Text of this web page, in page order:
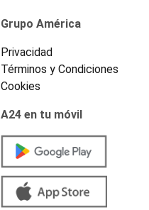
Grupo América
Privacidad
Términos y Condiciones
Cookies
A24 en tu móvil